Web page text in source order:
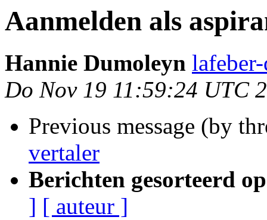
Aanmelden als
Hannie Dumoleyn
Do Nov 19 11:59:24 UTC
Previous message (by
vertaler
Berichten gesorteerd
] [ auteur ]